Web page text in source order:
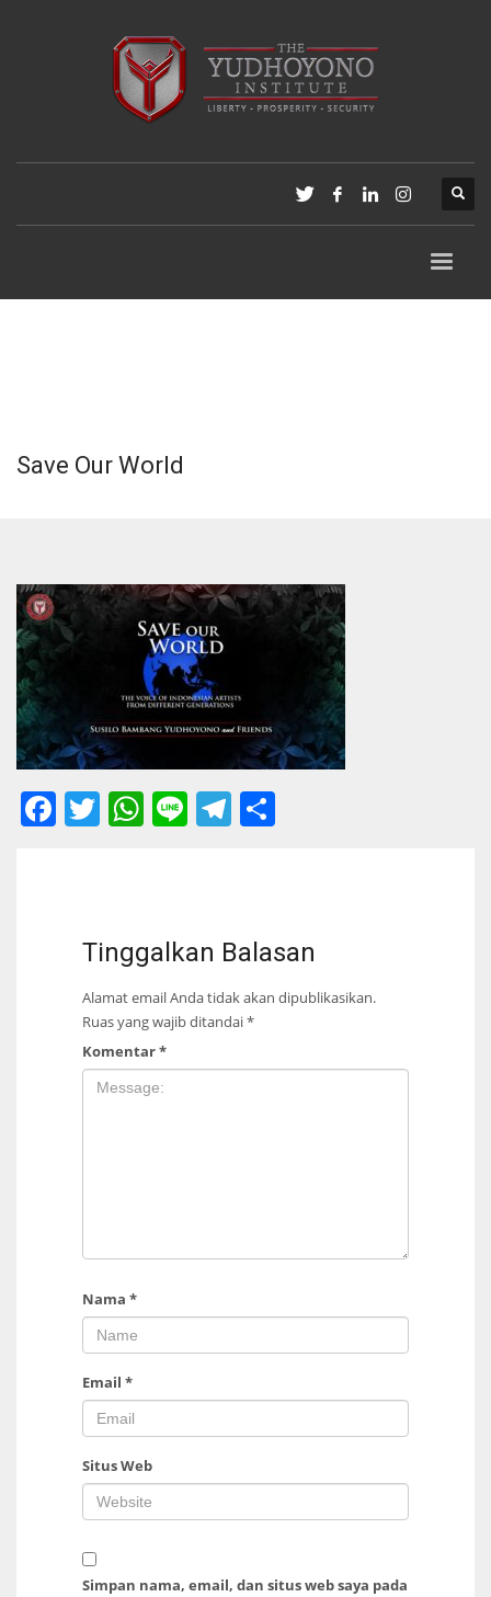
Save Our World
Facebook
Twitter
WhatsApp
LineTelegram
Tinggalkan Balasan
Alamat email Anda tidak akan dipublikasikan.
Ruas yang wajib ditandai*
Komentar*
Nama *
Email *
Situs Web
Simpan nama, email, dan situs web saya pada